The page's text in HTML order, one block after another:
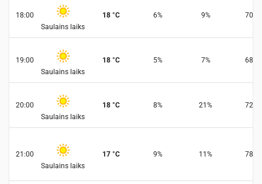
18:00
Saulains laiks
18 °C 6% 9% 70
19:00
Saulains laiks
18 °C 5% 7% 68
20:00
Saulains laiks
18 °C 8% 21 % 72
21:00
Saulains laiks
17 °C 9% 11 % 78